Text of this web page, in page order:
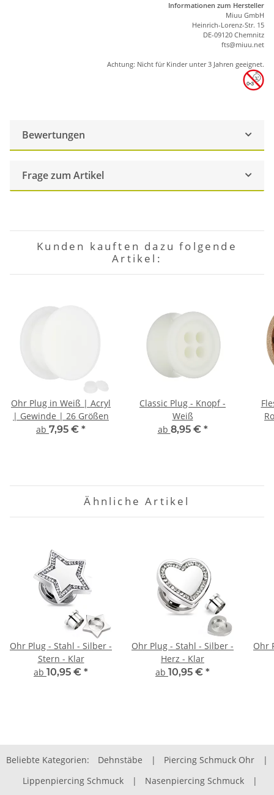
Informationen zum Hersteller
Miuu GmbH
Heinrich-Lorenz-Str. 15
DE-09120 Chemnitz
fts@miuu.net
Achtung: Nicht für Kinder unter 3 Jahren geeignet.
Bewertungen
Frage zum Artikel
Kunden kauften dazu folgende
Artikel:
Ohr Plug in Weiß | Acryl
| Gewinde | 26 Größen
ab 7,95 € *
Classic Plug - Knopf -
Weiß
ab 8,95 € *
Ähnliche Artikel
Ohr Plug - Stahl - Silber -
Stern - Klar
ab 10,95 € *
Ohr Plug - Stahl - Silber -
Herz - Klar
ab 10,95 € *
Ohr
Beliebte Kategorien: Dehnstäbe | Piercing Schmuck Ohr
|
Lippenpiercing Schmuck
| Nasenpiercing Schmuck
|